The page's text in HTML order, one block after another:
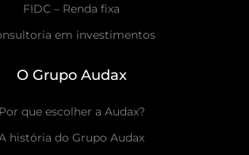
FIDC – Renda fixa
em investimentos
O Grupo Audax
Por que escolher a Audax?
história do Grupo Audax